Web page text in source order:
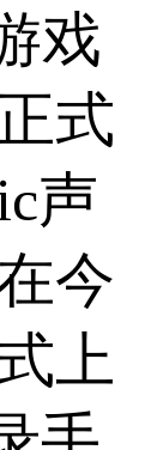
戏
式
声
今
上